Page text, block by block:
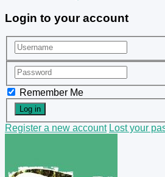
Login to your account
Remember Me
Register a new account Lost your